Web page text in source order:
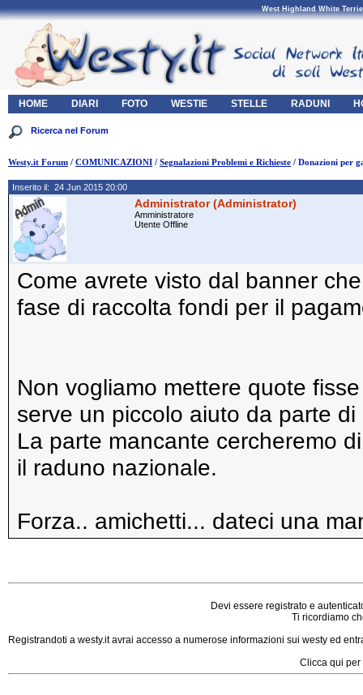
West Highland White
HOME DIARI FOTO WESTIE STELLE RADUNI
Westy.it Forum / COMUNICAZIONI / Segnalazioni Problemi e Richieste / Donazioni per
Inserito il: 24 Jun 2015 20:00
Administrator (Administrator)
Amministratore
Utente Offline
Come avrete visto dal banner
fase di raccolta fondi per il
Non vogliamo mettere quote
serve un piccolo aiuto da parte
La parte mancante cercheremo
il raduno nazionale.
Forza.. amichetti... dateci una
Devi essere registrato e
Ti ricordiamo
Registrandoti a westy.it avrai accesso a numerose informazioni sui westy ed
Clicca qui